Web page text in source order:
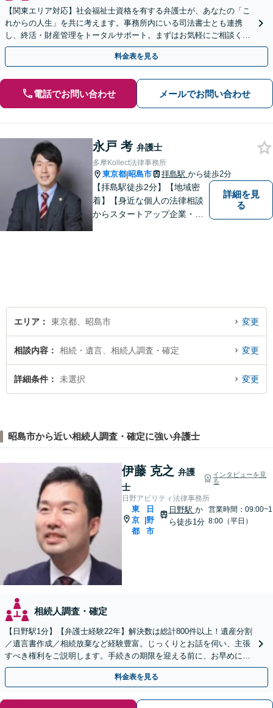
【関東エリア対応】社会福祉士資格を有する弁護士が、あなたの「こ
れからの人生」を共に考えます。事務所内にいる司法書士とも連携
し、終活・財産管理をトータルサポート。まずはお気軽にご相談くだ
さい【休日・夜間相談可】【出張相談も柔軟に対応】
料金表を見る
電話でお問い合わせ メールでお問い合わせ
永戸 考 弁護士
多摩Kollect法律事務所
東京都|昭島市 拝島駅 から徒歩2分
【拝島駅徒歩2分】【地域密
着】【身近な個人の法律相談
からスタートアップ企業・中
詳細を見
る
エリア 東京都、昭島市 変更
相談内容 相続・遺言、相続人調査・確定 変更
詳細条件 未選択 変更
昭島市から近い相続人調査・確定に強い弁護士
伊藤 克之 弁護
士
インタビューを見
る
日野アビリティ法律事務所
東
京
都
日
野
市
日野駅 か
ら徒歩1分
営業時間：09:00~1
8:00（平日）
相続人調査・確定
【日野駅1分】【弁護士経験22年】解決数は総計800件以上！遺産分割
／遺言書作成／相続放棄など経験豊富。じっくりとお話を伺い、主張
すべき権利をご説明します。手続きの期限を迎える前に、お早めにご
相談ください【初回相談無料】【オンライン相談可】
料金表を見る